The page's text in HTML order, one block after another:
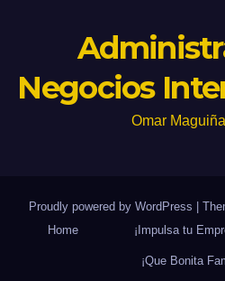
Negocios
Omar
Proudly powered by WordPress
Home
¡Impulsa tu
¡Que Bonita